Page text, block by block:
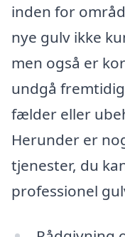
inden for
nye gulv ikke
men også er
undgå
fælder eller
Herunder er
tjenester, du
professionel